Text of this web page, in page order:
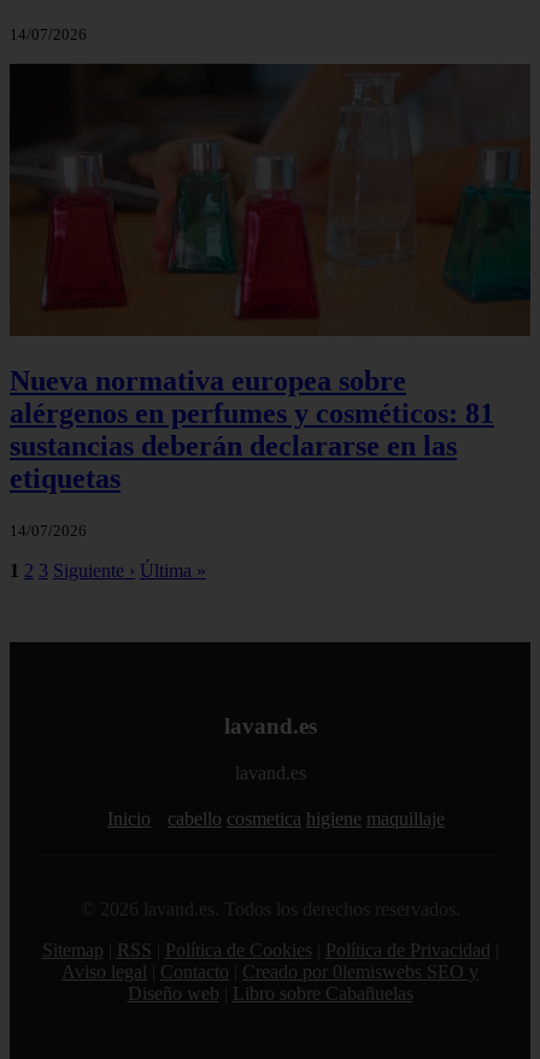
14/07/2026
Nueva normativa europea sobre
alérgenos en perfumes y cosméticos: 81
sustancias deberán declararse en las
etiquetas
14/07/2026
1 2 3 Siguiente › Última »
lavand.es
lavand.es
Inicio cabello cosmetica higiene maquillaje
© 2026 lavand.es. Todos los derechos reservados.
Sitemap
RSS Política de Cookies Política de Privacidad
Aviso legal
Contacto
Creado por 0lemiswebs SEO y
Diseño web
Libro sobre Cabañuelas